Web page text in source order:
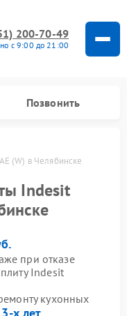
200-70-49
с 9:00 до 21:00
Позвонить
(W) в Челябинске
Indesit
при отказе
Indesit
кухонных